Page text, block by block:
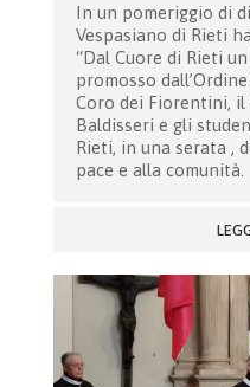
In un pomeriggio di
Vespasiano di Rieti
“Dal Cuore di Rieti
promosso
Coro dei Fiorentini, il
Baldisseri e gli
Rieti, in una serata ,
pace e alla comunità.